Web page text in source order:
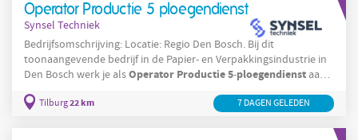
Operator Productie 5 ploegendienst
Synsel Techniek
Bedrijfsomschrijving: Locatie: Regio Den Bosch. Bij dit
toonaangevende bedrijf in de Papier- en Verpakkingsindustrie in
Den Bosch werk je alsOperator Productie5-ploegendienst aan
fabriek draait 24/7, waardoor je werkt in een
5- ploegensysteem
Tilburg22 km 7 DAGEN GELEDEN